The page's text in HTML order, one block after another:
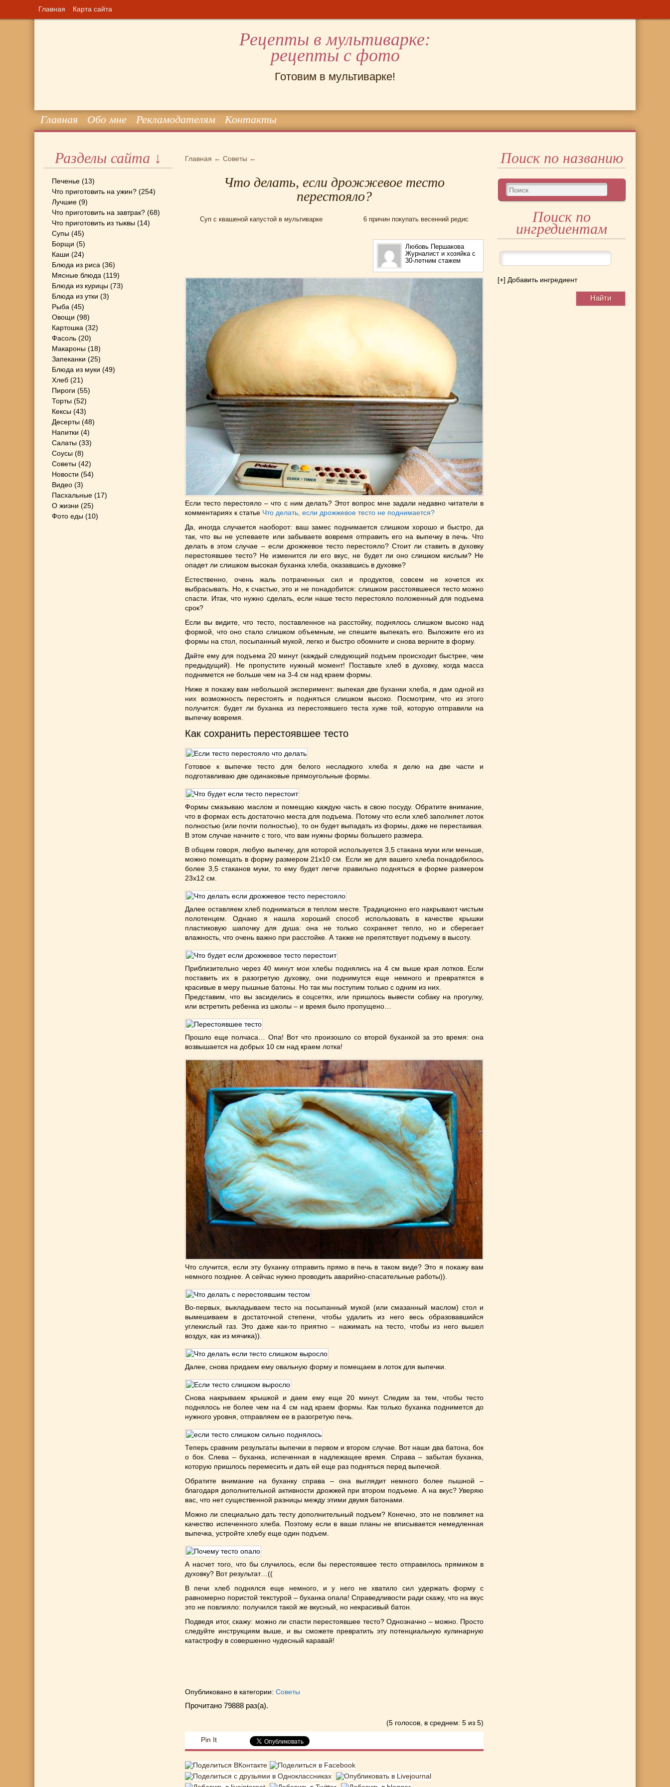
Главная Карта сайта
Рецепты в мультиварке:
рецепты с фото
Готовим в мультиварке!
Главная Обо мне Рекламодателям Контакты
Главная ←Советы ←
Что делать, если дрожжевое тесто
перестояло?
Суп с квашеной капустой в мультиварке 6 причин покупать весенний редис
Любовь Першакова
Журналист и хозяйка с
30-летним стажем
Если тесто перестояло – что с ним делать? Этот вопрос мне задали недавно читатели в
комментариях к статье Что делать, если дрожжевое тесто не поднимается?
Да, иногда случается наоборот: ваш замес поднимается слишком хорошо и быстро, да
так, что вы не успеваете или забываете вовремя отправить его на выпечку в печь. Что
делать в этом случае – если дрожжевое тесто перестояло? Стоит ли ставить в духовку
перестоявшее тесто? Не изменится ли его вкус, не будет ли оно слишком кислым? Не
опадет ли слишком высокая буханка хлеба, оказавшись в духовке?
Естественно, очень жаль потраченных сил и продуктов, совсем не хочется их
выбрасывать. Но, к счастью, это и не понадобится: слишком расстоявшееся тесто можно
спасти. Итак, что нужно сделать, если наше тесто перестояло положенный для подъема
срок?
Если вы видите, что тесто, поставленное на расстойку, поднялось слишком высоко над
формой, что оно стало слишком объемным, не спешите выпекать его. Выложите его из
формы на стол, посыпанный мукой, легко и быстро обомните и снова верните в форму.
Дайте ему для подъема 20 минут (каждый следующий подъем происходит быстрее, чем
предыдущий). Не пропустите нужный момент! Поставьте хлеб в духовку, когда масса
поднимется не больше чем на 3-4 см над краем формы.
Ниже я покажу вам небольшой эксперимент: выпекая две буханки хлеба, я дам одной из
них возможность перестоять и подняться слишком высоко. Посмотрим, что из этого
получится: будет ли буханка из перестоявшего теста хуже той, которую отправили на
выпечку вовремя.
Как сохранить перестоявшее тесто
Готовое к выпечке тесто для белого несладкого хлеба я делю на две части и
подготавливаю две одинаковые прямоугольные формы.
Формы смазываю маслом и помещаю каждую часть в свою посуду. Обратите внимание,
что в формах есть достаточно места для подъема. Потому что если хлеб заполняет лоток
полностью (или почти полностью), то он будет выпадать из формы, даже не перестаивая.
В этом случае начните с того, что вам нужны формы большего размера.
В общем говоря, любую выпечку, для которой используется 3,5 стакана муки или меньше,
можно помещать в форму размером 21х10 см. Если же для вашего хлеба понадобилось
более 3,5 стаканов муки, то ему будет легче правильно подняться в форме размером
23х12 см.
Далее оставляем хлеб подниматься в теплом месте. Традиционно его накрывают чистым
полотенцем. Однако я нашла хороший способ использовать в качестве крышки
пластиковую шапочку для душа: она не только сохраняет тепло, но и сберегает
влажность, что очень важно при расстойке. А также не препятствует подъему в высоту.
Приблизительно через 40 минут мои хлебы поднялись на 4 см выше края лотков. Если
поставить их в разогретую духовку, они поднимутся еще немного и превратятся в
красивые в меру пышные батоны. Но так мы поступим только с одним из них.
Представим, что вы засиделись в соцсетях, или пришлось вывести собаку на прогулку,
или встретить ребенка из школы – и время было пропущено…
Прошло еще полчаса… Опа! Вот что произошло со второй буханкой за это время: она
возвышается на добрых 10 см над краем лотка!
Что случится, если эту буханку отправить прямо в печь в таком виде? Это я покажу вам
немного позднее. А сейчас нужно проводить аварийно-спасательные работы)).
Во-первых, выкладываем тесто на посыпанный мукой (или смазанный маслом) стол и
вымешиваем в достаточной степени, чтобы удалить из него весь образовавшийся
углекислый газ. Это даже как-то приятно – нажимать на тесто, чтобы из него вышел
воздух, как из мячика)).
Далее, снова придаем ему овальную форму и помещаем в лоток для выпечки.
Снова накрываем крышкой и даем ему еще 20 минут. Следим за тем, чтобы тесто
поднялось не более чем на 4 см над краем формы. Как только буханка поднимется до
нужного уровня, отправляем ее в разогретую печь.
Теперь сравним результаты выпечки в первом и втором случае. Вот наши два батона, бок
о бок. Слева – буханка, испеченная в надлежащее время. Справа – забытая буханка,
которую пришлось перемесить и дать ей еще раз подняться перед выпечкой.
Обратите внимание на буханку справа – она выглядит немного более пышной –
благодаря дополнительной активности дрожжей при втором подъеме. А на вкус? Уверяю
вас, что нет существенной разницы между этими двумя батонами.
Можно ли специально дать тесту дополнительный подъем? Конечно, это не повлияет на
качество испеченного хлеба. Поэтому если в ваши планы не вписывается немедленная
выпечка, устройте хлебу еще один подъем.
А насчет того, что бы случилось, если бы перестоявшее тесто отправилось прямиком в
духовку? Вот результат…((
В печи хлеб поднялся еще немного, и у него не хватило сил удержать форму с
равномерно пористой текстурой – буханка опала! Справедливости ради скажу, что на вкус
это не повлияло: получился такой же вкусный, но некрасивый батон.
Подведя итог, скажу: можно ли спасти перестоявшее тесто? Однозначно – можно. Просто
следуйте инструкциям выше, и вы сможете превратить эту потенциальную кулинарную
катастрофу в совершенно чудесный каравай!
Опубликовано в категории:Советы
Прочитано 79888 раз(a).
(5 голосов, в среднем: 5 из 5)
Pin It
Разделы сайта ↓
Печенье (13)
Что приготовить на ужин? (254)
Лучшие (9)
Что приготовить на завтрак? (68)
Что приготовить из тыквы (14)
Супы (45)
Борщи (5)
Каши (24)
Блюда из риса (36)
Мясные блюда (119)
Блюда из курицы (73)
Блюда из утки (3)
Рыба (45)
Овощи (98)
Картошка (32)
Фасоль (20)
Макароны (18)
Запеканки (25)
Блюда из муки (49)
Хлеб (21)
Пироги (55)
Торты (52)
Кексы (43)
Десерты (48)
Напитки (4)
Салаты (33)
Соусы (8)
Советы (42)
Новости (54)
Видео (3)
Пасхальные (17)
О жизни (25)
Фото еды (10)
Поиск по названию
Поиск по
ингредиентам
[+] Добавить ингредиент